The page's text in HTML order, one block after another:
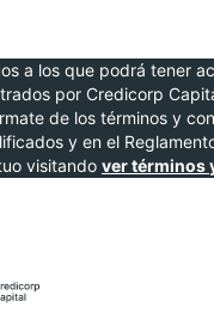
a los que podrá tener
por Credicorp
de los términos y
y en el
visitandover términos